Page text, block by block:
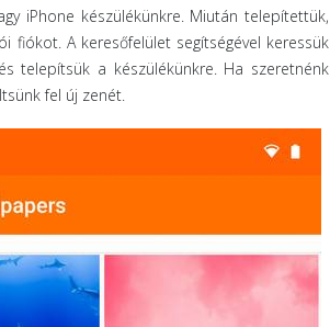
iPhone készülékünkre. Miután telepítettük,
fiókot. A keresőfelület segítségével keressük
telepítsük a készülékünkre. Ha szeretnénk
fel új zenét.